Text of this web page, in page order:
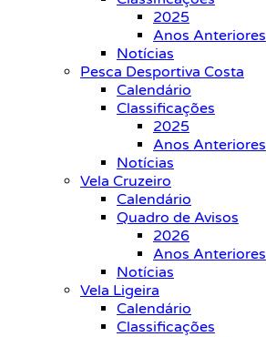
2025
Anos Anteriores
Notícias
Pesca Desportiva Costa
Calendário
Classificações
2025
Anos Anteriores
Notícias
Vela Cruzeiro
Calendário
Quadro de Avisos
2026
Anos Anteriores
Notícias
Vela Ligeira
Calendário
Classificações